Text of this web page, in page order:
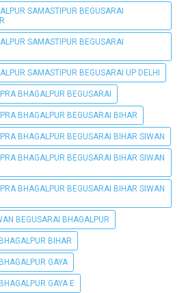
SAMASTIPUR BEGUSARAI
SAMASTIPUR BEGUSARAI
SAMASTIPUR BEGUSARAI UP DELHI
BHAGALPUR BEGUSARAI
BHAGALPUR BEGUSARAI BIHAR
BHAGALPUR BEGUSARAI BIHAR SIWAN
BHAGALPUR BEGUSARAI BIHAR SIWAN
BHAGALPUR BEGUSARAI BIHAR SIWAN
BEGUSARAI BHAGALPUR
BIHAR
GAYA
GAYA E